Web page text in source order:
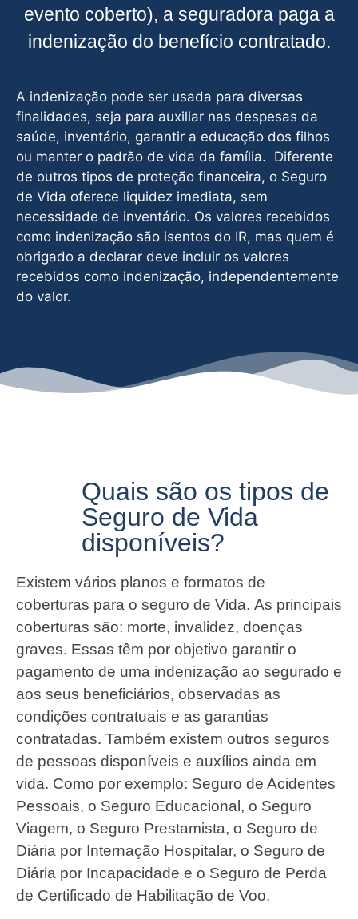
evento coberto), a seguradora paga a
indenização do benefício contratado.
A indenização pode ser usada para diversas
finalidades, seja para auxiliar nas despesas da
saúde, inventário, garantir a educação dos filhos
ou manter o padrão de vida da família. Diferente
de outros tipos de proteção financeira, o Seguro
de Vida oferece liquidez imediata, sem
necessidade de inventário. Os valores recebidos
como indenização são isentos do IR, mas quem é
obrigado a declarar deve incluir os valores
recebidos como indenização, independentemente
do valor.
Quais são os tipos de
Seguro de Vida
disponíveis?
Existem vários planos e formatos de
coberturas para o seguro de Vida. As principais
coberturas são: morte, invalidez, doenças
graves. Essas têm por objetivo garantir o
pagamento de uma indenização ao segurado e
aos seus beneficiários, observadas as
condições contratuais e as garantias
contratadas. Também existem outros seguros
de pessoas disponíveis e auxílios ainda em
vida. Como por exemplo: Seguro de Acidentes
Pessoais, o Seguro Educacional, o Seguro
Viagem, o Seguro Prestamista, o Seguro de
Diária por Internação Hospitalar, o Seguro de
Diária por Incapacidade e o Seguro de Perda
de Certificado de Habilitação de Voo.